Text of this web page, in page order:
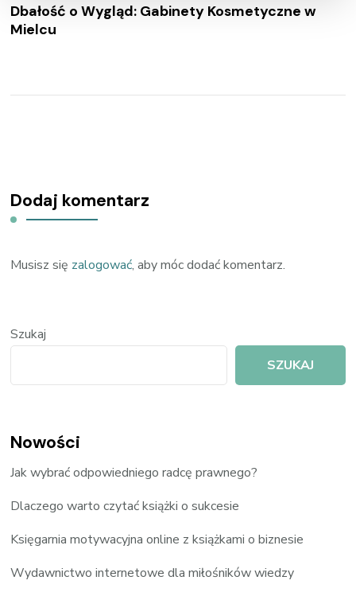
Dbałość o Wygląd: Gabinety Kosmetyczne w
Mielcu
Dodaj komentarz
Musisz się zalogować, aby móc dodać komentarz.
Szukaj
SZUKAJ
Nowości
Jak wybrać odpowiedniego radcę prawnego?
Dlaczego warto czytać książki o sukcesie
Księgarnia motywacyjna online z książkami o biznesie
Wydawnictwo internetowe dla miłośników wiedzy